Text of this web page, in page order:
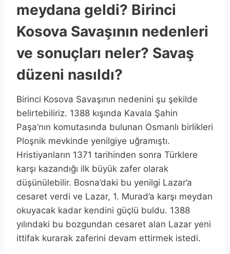
meydana geldi? Birinci
Kosova Savaşının nedenleri
ve sonuçları neler? Savaş
düzeni nasıldı?
Birinci Kosova Savaşının nedenini şu şekilde
belirtebiliriz. 1388 kışında Kavala Şahin
Paşa’nın komutasında bulunan Osmanlı birlikleri
Ploşnik mevkinde yenilgiye uğramıştı.
Hristiyanların 1371 tarihinden sonra Türklere
karşı kazandığı ilk büyük zafer olarak
düşünülebilir. Bosna’daki bu yenilgi Lazar’a
cesaret verdi ve Lazar, 1. Murad’a karşı meydan
okuyacak kadar kendini güçlü buldu. 1388
yılındaki bu bozgundan cesaret alan Lazar yeni
ittifak kurarak zaferini devam ettirmek istedi.